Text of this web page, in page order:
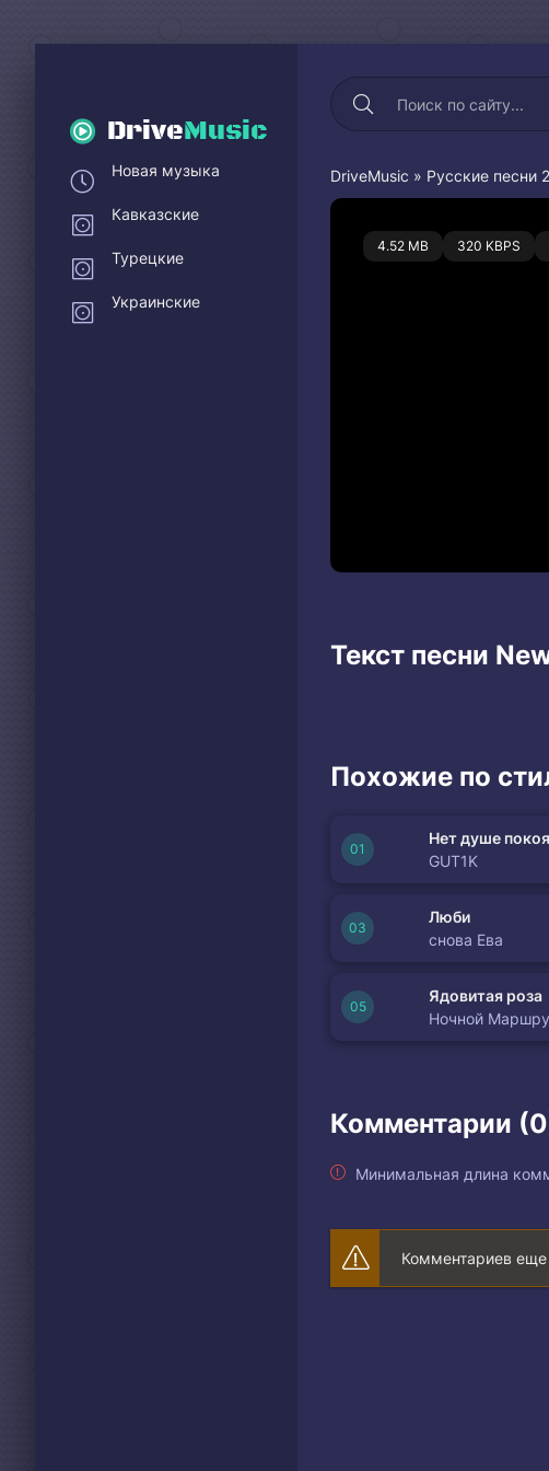
DriveMusic
DriveMusic » Русские песни
4.52 MB 320 KBPS
0 0
Текст песни
Похожие по
Нет душе покоя
GUT1K
Люби
снова Ева
Ядовитая роза
Ночной
Комментарии
Минимальная длина
Комментариев
Новая музыка
Кавказские
Турецкие
Украинские